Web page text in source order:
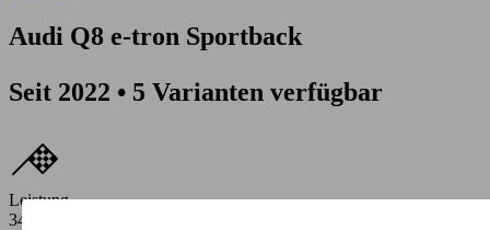
Audi Q8 e-tron Sportback
Seit 2022 • 5 Varianten verfügbar
Leistung
340 - 503 PS